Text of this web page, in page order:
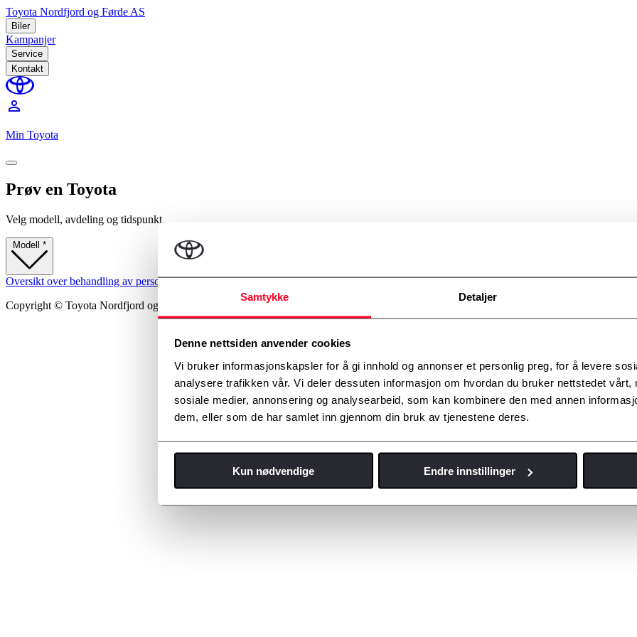
Samtykke Detaljer
Denne nettsiden anvender cookies
Vi bruker informasjonskapsler for å gi innhold og annonser et personlig preg, for å levere
analysere trafikken vår. Vi deler dessuten informasjon om hvordan du bruker nettstedet vårt,
sosiale medier, annonsering og analysearbeid, som kan kombinere den med annen
dem, eller som de har samlet inn gjennom din bruk av tjenestene deres.
Kun nødvendige Endre innstillinger
Toyota Nordfjord og Førde AS
Biler
Kampanjer
Service
Kontakt
perm_identity
Min Toyota
Prøv en Toyota
Velg modell, avdeling og tidspunkt.
Modell *
Oversikt over behandling av personopplysninger Informasjonskapselpolicy
Copyright © Toyota Nordfjord og Førde AS